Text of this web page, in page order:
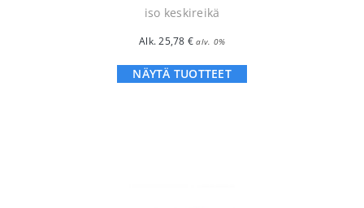
iso keskireikä
Alk.25,78 € alv. 0%
NÄYTÄ TUOTTEET